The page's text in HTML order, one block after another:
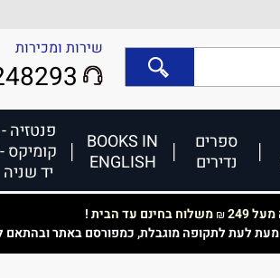
שירות ומכירות
ספרים
נדירים
BOOKS IN
ENGLISH
פנטזיה -
קומיקס -
יד שניה
249
₪משלוח בחינם עד הבית !
לעת לתקופה מוגבלת, כמפורסם באתר ובהתאם